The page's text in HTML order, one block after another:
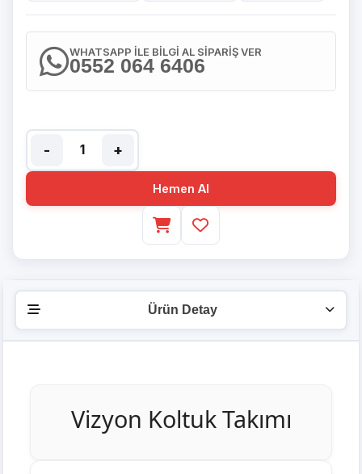
WHATSAPP İLE BİLGİ AL SİPARİŞ VER
0552 064 6406
- +
Hemen Al
Ürün Detay
Vizyon Koltuk Takımı